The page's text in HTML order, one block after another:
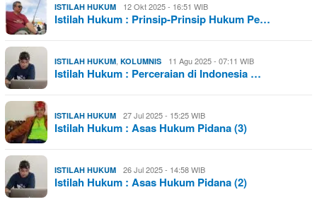
ISTILAH HUKUM 12 Okt 2025 - 16:51 WIB
Istilah Hukum : Prinsip-Prinsip Hukum Pe…
ISTILAH HUKUM, KOLUMNIS 11 Agu 2025 - 07:11 WIB
Istilah Hukum : Perceraian di Indonesia …
ISTILAH HUKUM 27 Jul 2025 - 15:25 WIB
Istilah Hukum : Asas Hukum Pidana (3)
ISTILAH HUKUM 26 Jul 2025 - 14:58 WIB
Istilah Hukum : Asas Hukum Pidana (2)